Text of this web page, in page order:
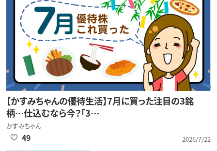
【かすみちゃんの優待生活】7月に買った注目の3銘
柄…仕込むなら今？「3…
かすみちゃん
2026/7/22
49